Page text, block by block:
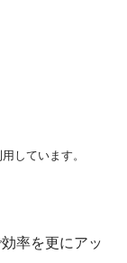
しています。
率を更にアッ